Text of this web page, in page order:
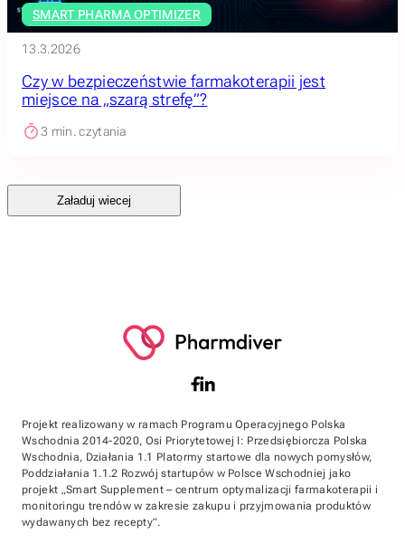
SMART PHARMA OPTIMIZER
13.3.2026
Czy w bezpieczeństwie farmakoterapii jest
miejsce na „szarą strefę”?
3 min. czytania
Załaduj wiecej
Projekt realizowany w ramach Programu Operacyjnego Polska
Wschodnia 2014-2020, Osi Priorytetowej I: Przedsiębiorcza Polska
Wschodnia, Działania 1.1 Platormy startowe dla nowych pomysłów,
Poddziałania 1.1.2 Rozwój startupów w Polsce Wschodniej jako
projekt „Smart Supplement – centrum optymalizacji farmakoterapii i
monitoringu trendów w zakresie zakupu i przyjmowania produktów
wydawanych bez recepty”.